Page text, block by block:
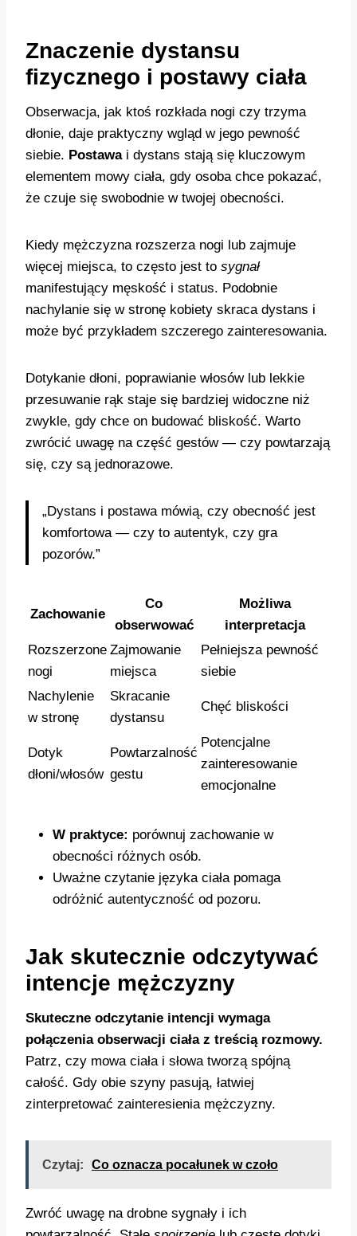
Znaczenie dystansu
fizycznego i postawy ciała
Obserwacja, jak ktoś rozkłada nogi czy trzyma
dłonie, daje praktyczny wgląd w jego pewność
siebie. Postawai dystans stają się kluczowym
elementem mowy ciała, gdy osoba chce pokazać,
że czuje się swobodnie w twojej obecności.
Kiedy mężczyzna rozszerza nogi lub zajmuje
więcej miejsca, to często jest to sygnał
manifestujący męskość i status. Podobnie
nachylanie się w stronę kobiety skraca dystans i
może być przykładem szczerego zainteresowania.
Dotykanie dłoni, poprawianie włosów lub lekkie
przesuwanie rąk staje się bardziej widoczne niż
zwykle, gdy chce on budować bliskość. Warto
zwrócić uwagę na część gestów — czy powtarzają
się, czy są jednorazowe.
„Dystans i postawa mówią, czy obecność jest
komfortowa — czy to autentyk, czy gra
pozorów.”
Zachowanie
Co
obserwować
Możliwa
interpretacja
Rozszerzone
nogi
Zajmowanie
miejsca
Pełniejsza pewność
siebie
Nachylenie
w stronę
Skracanie
dystansu
Chęć bliskości
Dotyk
dłoni/włosów
Powtarzalność
gestu
Potencjalne
zainteresowanie
emocjonalne
W praktyce: porównuj zachowanie w
obecności różnych osób.
Uważne czytanie języka ciała pomaga
odróżnić autentyczność od pozoru.
Jak skutecznie odczytywać
intencje mężczyzny
Skuteczne odczytanie intencji wymaga
połączenia obserwacji ciała z treścią rozmowy.
Patrz, czy mowa ciała i słowa tworzą spójną
całość. Gdy obie szyny pasują, łatwiej
zinterpretować zainteresienia mężczyzny.
Czytaj: Co oznacza pocałunek w czoło
Zwróć uwagę na drobne sygnały i ich